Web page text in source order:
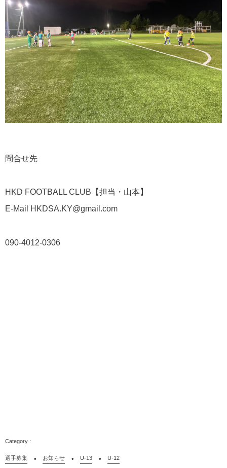
問合せ先
HKD FOOTBALL CLUB【担当・山本】
E-Mail HKDSA.KY@gmail.com
090-4012-0306
選手募集 お知らせ U-13 U-12